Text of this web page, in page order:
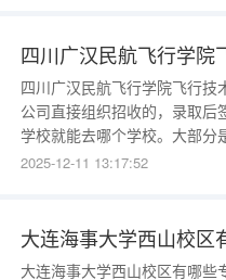
四川广汉民航飞行学院飞行技
公司直接组织招收的，录取
学校就能去哪个学校。大部分
校，甚至国外的。每年高三上
而且有些公司如南
2025-12-11 13:17:52
大连海事大学西山校区
大连海事大学西山校区有哪